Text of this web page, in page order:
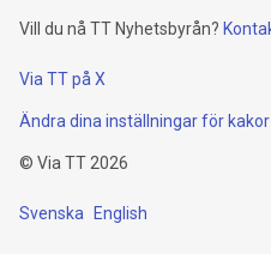
Vill du nå TT Nyhetsbyrån?
Via TT på X
Ändra dina inställningar för kakor
© Via TT 2026
Svenska English